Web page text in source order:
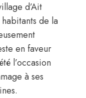
d’Ait
de la
en faveur
l’occasion
à ses